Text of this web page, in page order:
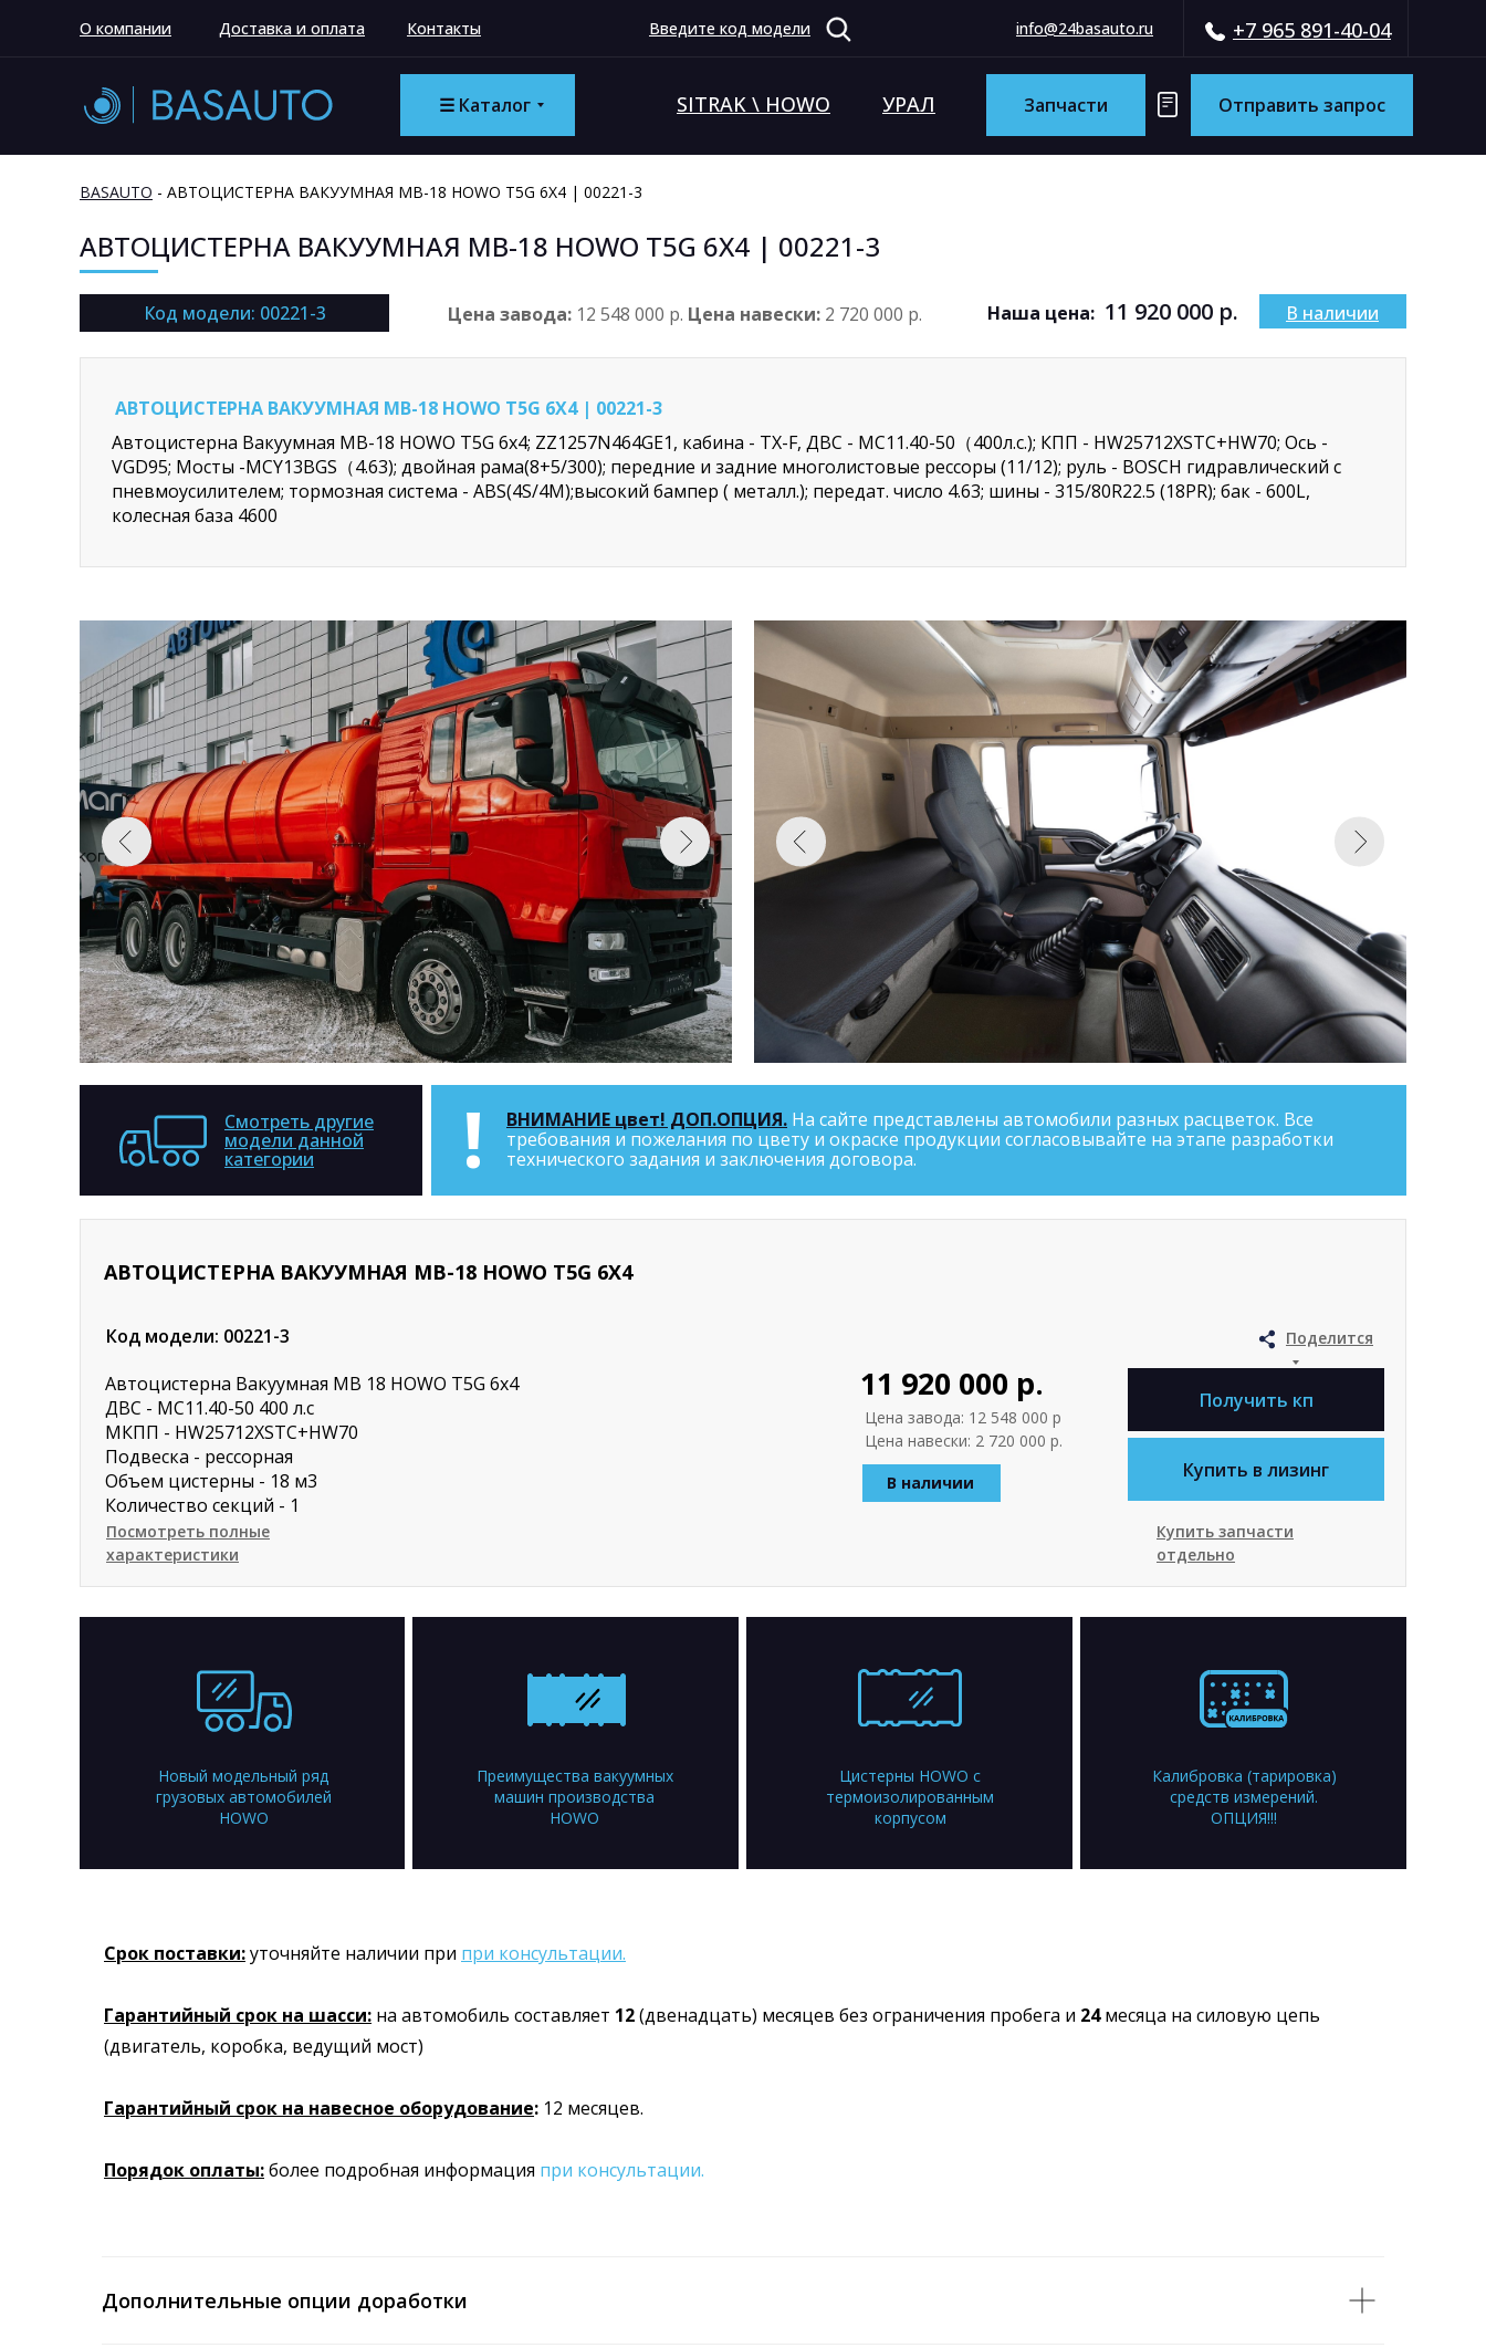
О компании Доставка и оплата Контакты Введите код модели info@24basauto.ru +7 965 891-40-04
SITRAK \ HOWO УРАЛ Запчасти Отправить запрос
☰ Каталог
BASAUTO - АВТОЦИСТЕРНА ВАКУУМНАЯ МВ-18 HOWO Т5G 6X4 | 00221-3
АВТОЦИСТЕРНА ВАКУУМНАЯ МВ-18 HOWO Т5G 6X4 | 00221-3
Код модели: 00221-3 Цена завода: 12 548 000 р. Цена навески: 2 720 000 р. Наша цена: 11 920 000 р. В наличии
АВТОЦИСТЕРНА ВАКУУМНАЯ МВ-18 HOWO Т5G 6X4 | 00221-3
Автоцистерна Вакуумная МВ-18 HOWO Т5G 6x4; ZZ1257N464GE1, кабина - TX-F, ДВС - MC11.40-50（400л.с.); КПП - HW25712XSTC+HW70; Ось -
VGD95; Мосты -MCY13BGS（4.63); двойная рама(8+5/300); передние и задние многолистовые рессоры (11/12); руль - BOSCH гидравлический с
пневмоусилителем; тормозная система - ABS(4S/4M);высокий бампер ( металл.); передат. число 4.63; шины - 315/80R22.5 (18PR); бак - 600L,
колесная база 4600
Смотреть другие
модели данной
категории
ВНИМАНИЕ цвет! ДОП.ОПЦИЯ. На сайте представлены автомобили разных расцветок. Все
требования и пожелания по цвету и окраске продукции согласовывайте на этапе разработки
технического задания и заключения договора.
!
АВТОЦИСТЕРНА ВАКУУМНАЯ МВ-18 HOWO Т5G 6X4
Код модели: 00221-3
Автоцистерна Вакуумная МВ 18 HOWO Т5G 6x4
ДВС - MC11.40-50 400 л.с
МКПП - HW25712XSTC+HW70
Подвеска - рессорная
Объем цистерны - 18 м3
Количество секций - 1
11 920 000 р.
Цена завода: 12 548 000 р
Цена навески: 2 720 000 р.
Посмотреть полные
характеристики
Поделится
В наличии
Купить в лизинг
Получить кп
Новый модельный ряд
грузовых автомобилей
HOWO
Преимущества вакуумных
машин производства
HOWO
Цистерны HOWO с
термоизолированным
корпусом
Калибровка (тарировка)
средств измерений.
ОПЦИЯ!!!
Срок поставки:уточняйте наличии при при консультации.
Гарантийный срок на шасси: на автомобиль составляет 12(двенадцать) месяцев без ограничения пробега и 24месяца на силовую цепь
(двигатель, коробка, ведущий мост)
Гарантийный срок на навесное оборудование: 12 месяцев.
Порядок оплаты:более подробная информация при консультации.
Купить запчасти
отдельно
Дополнительные опции доработки